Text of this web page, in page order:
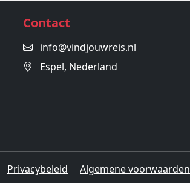
Contact
info@vindjouwreis.nl
Espel, Nederland
Privacybeleid Algemene voorwaarden